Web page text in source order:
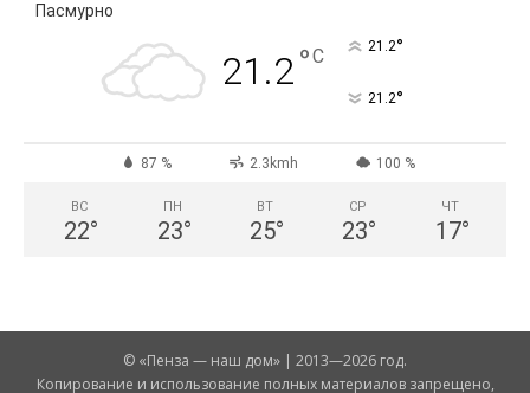
Пасмурно
21.2°C 21.2°
21.2°
87 % 2.3kmh 100 %
ВС
22°
ПН
23°
ВТ
25°
СР
23°
ЧТ
17°
© «Пенза — наш дом» | 2013—2026 год.
Копирование и использование полных материалов запрещено,